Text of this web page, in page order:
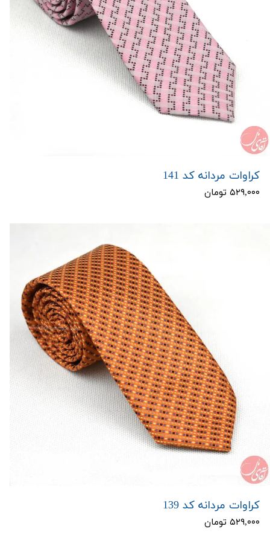
کراوات مردانه کد 141
۵۲۹,۰۰۰ تومان
کراوات مردانه کد 139
۵۲۹,۰۰۰ تومان